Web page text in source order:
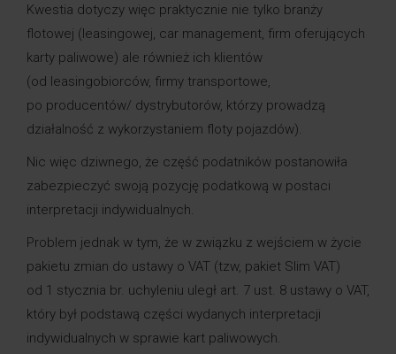
Kwestia dotyczy więc praktycznie nie tylko branży
flotowej (leasingowej, car management, firm oferujących
karty paliwowe) ale również ich klientów
(od leasingobiorców, firmy transportowe,
po producentów/ dystrybutorów, którzy prowadzą
działalność z wykorzystaniem floty pojazdów).
Nic więc dziwnego, że część podatników postanowiła
zabezpieczyć swoją pozycję podatkową w postaci
interpretacji indywidualnych.
Problem jednak w tym, że w związku z wejściem w życie
pakietu zmian do ustawy o VAT (tzw, pakiet Slim VAT)
od 1 stycznia br. uchyleniu uległ art. 7 ust. 8 ustawy o VAT,
który był podstawą części wydanych interpretacji
indywidualnych w sprawie kart paliwowych.